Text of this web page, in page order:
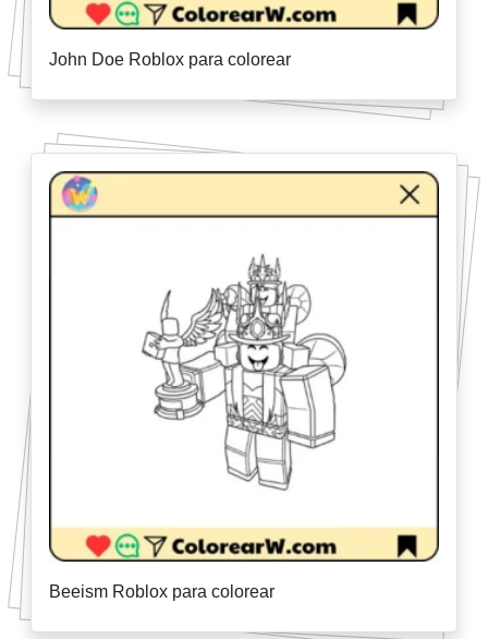
John Doe Roblox para colorear
Beeism Roblox para colorear